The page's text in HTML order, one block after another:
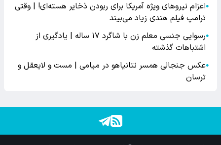
●اعزام نیروهای ویژه آمریکا برای ربودن ذخایر هسته‌ای! | وقتی
ترامپ فیلم هندی زیاد می‌بیند
●
رسوایی جنسی معلم زن با شاگرد ۱۷ ساله | یادگیری از
اشتباهات گذشته
●عکس جنجالی همسر نتانیاهو در میامی | مست و لایعقل و
ترسان